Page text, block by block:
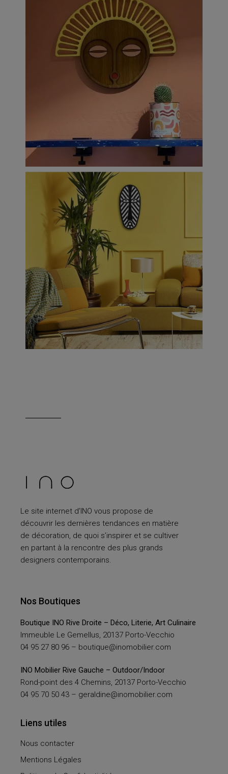
Le site internet d’INO vous propose de
découvrir les dernières tendances en matière
de décoration, de quoi s’inspirer et se cultiver
en partant à la rencontre des plus grands
designers contemporains.
Nos Boutiques
Boutique INO Rive Droite – Déco, Literie, Art Culinaire
Immeuble Le Gemellus, 20137 Porto-Vecchio
04 95 27 80 96 – boutique@inomobilier.com
INO Mobilier Rive Gauche – Outdoor/Indoor
Rond-point des 4 Chemins, 20137 Porto-Vecchio
04 95 70 50 43 – geraldine@inomobilier.com
Liens utiles
Nous contacter
Mentions Légales